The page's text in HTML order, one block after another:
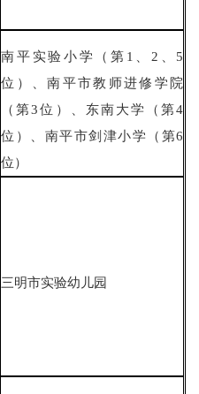
南平实验小学（第1、2、5
位）、南平市教师进修学院
（第3位）、东南大学（第4
位）、南平市剑津小学（第6
位）
三明市实验幼儿园